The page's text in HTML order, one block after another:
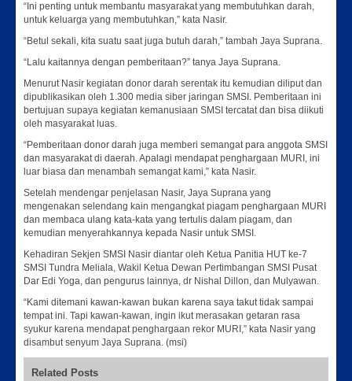
“Ini penting untuk membantu masyarakat yang membutuhkan darah,
untuk keluarga yang membutuhkan,” kata Nasir.
“Betul sekali, kita suatu saat juga butuh darah,” tambah Jaya Suprana.
“Lalu kaitannya dengan pemberitaan?” tanya Jaya Suprana.
Menurut Nasir kegiatan donor darah serentak itu kemudian diliput dan
dipublikasikan oleh 1.300 media siber jaringan SMSI. Pemberitaan ini
bertujuan supaya kegiatan kemanusiaan SMSI tercatat dan bisa diikuti
oleh masyarakat luas.
“Pemberitaan donor darah juga memberi semangat para anggota SMSI
dan masyarakat di daerah. Apalagi mendapat penghargaan MURI, ini
luar biasa dan menambah semangat kami,” kata Nasir.
Setelah mendengar penjelasan Nasir, Jaya Suprana yang
mengenakan selendang kain mengangkat piagam penghargaan MURI
dan membaca ulang kata-kata yang tertulis dalam piagam, dan
kemudian menyerahkannya kepada Nasir untuk SMSI.
Kehadiran Sekjen SMSI Nasir diantar oleh Ketua Panitia HUT ke-7
SMSI Tundra Meliala, Wakil Ketua Dewan Pertimbangan SMSI Pusat
Dar Edi Yoga, dan pengurus lainnya, dr Nishal Dillon, dan Mulyawan.
“Kami ditemani kawan-kawan bukan karena saya takut tidak sampai
tempat ini. Tapi kawan-kawan, ingin ikut merasakan getaran rasa
syukur karena mendapat penghargaan rekor MURI,” kata Nasir yang
disambut senyum Jaya Suprana. (msi)
Related Posts